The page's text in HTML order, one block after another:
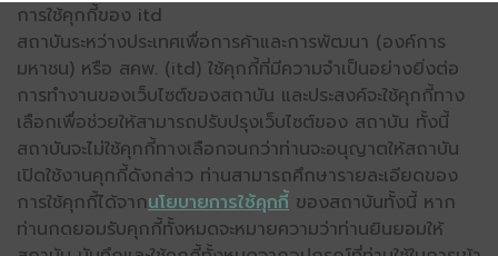
การใช้คุกกี้ของ itd
สถาบันระหว่างประเทศเพื่อการค้าและการพัฒนา (องค์การ
มหาชน) หรือ สคพ. (itd) ใช้คุกกี้ที่มีความจำเป็นอย่างยิ่งต่อ
การทำงานของเว็บไซต์ของสถาบัน และประสงค์จะใช้คุกกี้ทาง
เลือกเพื่อช่วยให้สามารถปรับปรุงเว็บไซต์ของ สถาบัน ทั้งนี้
สถาบันจะไม่ใช้คุกกี้ทางเลือกจนกว่าท่านจะอนุญาตให้สถาบัน
เปิดใช้งานคุกกี้ดังกล่าว ท่านสามารถศึกษารายละเอียดของ
การใช้คุกกี้ได้จากนโยบายการใช้คุกกี้ ของสถาบันทั้งนี้ หาก
ท่านกดยอมรับคุกกี้ทั้งหมดจะหมายความว่าท่านยินยอมให้